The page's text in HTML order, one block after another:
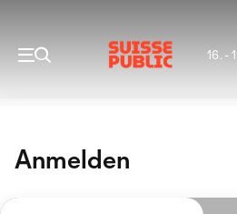
16. -
Anmelden